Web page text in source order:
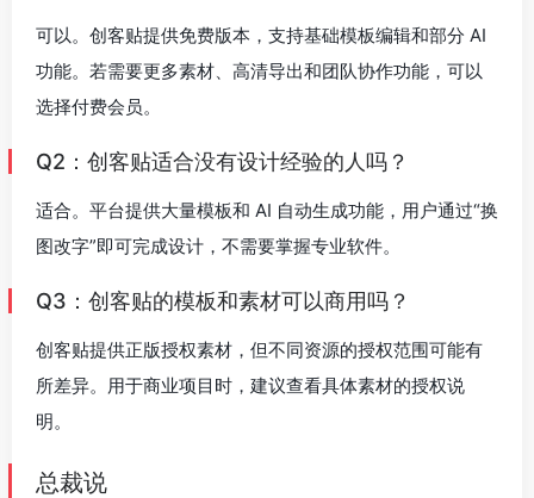
可以。创客贴提供免费版本，支持基础模板编辑和部分 AI
功能。若需要更多素材、高清导出和团队协作功能，可以
选择付费会员。
Q2：创客贴适合没有设计经验的人吗？
适合。平台提供大量模板和 AI 自动生成功能，用户通过“换
图改字”即可完成设计，不需要掌握专业软件。
Q3：创客贴的模板和素材可以商用吗？
创客贴提供正版授权素材，但不同资源的授权范围可能有
所差异。用于商业项目时，建议查看具体素材的授权说
明。
总裁说